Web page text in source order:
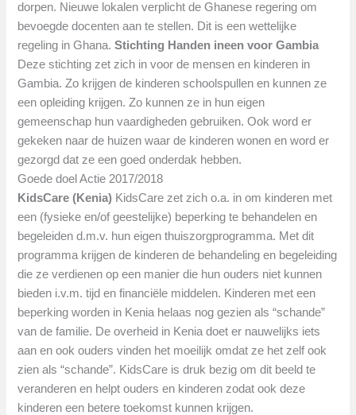
dorpen. Nieuwe lokalen verplicht de Ghanese regering om
bevoegde docenten aan te stellen. Dit is een wettelijke
regeling in Ghana.Stichting Handen ineen voor Gambia
Deze stichting zet zich in voor de mensen en kinderen in
Gambia. Zo krijgen de kinderen schoolspullen en kunnen ze
een opleiding krijgen. Zo kunnen ze in hun eigen
gemeenschap hun vaardigheden gebruiken. Ook word er
gekeken naar de huizen waar de kinderen wonen en word er
gezorgd dat ze een goed onderdak hebben.
Goede doel Actie 2017/2018
KidsCare (Kenia) KidsCare zet zich o.a. in om kinderen met
een (fysieke en/of geestelijke) beperking te behandelen en
begeleiden d.m.v. hun eigen thuiszorgprogramma. Met dit
programma krijgen de kinderen de behandeling en begeleiding
die ze verdienen op een manier die hun ouders niet kunnen
bieden i.v.m. tijd en financiële middelen. Kinderen met een
beperking worden in Kenia helaas nog gezien als “schande”
van de familie. De overheid in Kenia doet er nauwelijks iets
aan en ook ouders vinden het moeilijk omdat ze het zelf ook
zien als “schande”. KidsCare is druk bezig om dit beeld te
veranderen en helpt ouders en kinderen zodat ook deze
kinderen een betere toekomst kunnen krijgen.